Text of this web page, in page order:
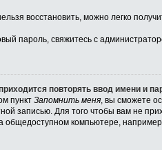
восстановить, можно легко
пароль, свяжитесь с
повторять ввод имени и
пункт Запомнить меня, вы сможете
записью. Для того чтобы вам не
общедоступном компьютере,